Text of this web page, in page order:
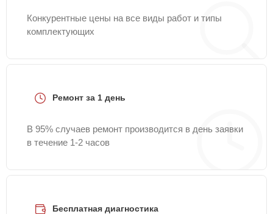
Конкурентные цены на все виды работ и типы
комплектующих
Ремонт за 1 день
В 95% случаев ремонт производится в день заявки
в течение 1-2 часов
Бесплатная диагностика